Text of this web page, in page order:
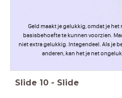
Geld maakt je gelukkig, omdat je
basisbehoefte te kunnen voorzien.
niet extra gelukkig. Integendeel. Als je
anderen, kan het je net
Slide 10 - Slide